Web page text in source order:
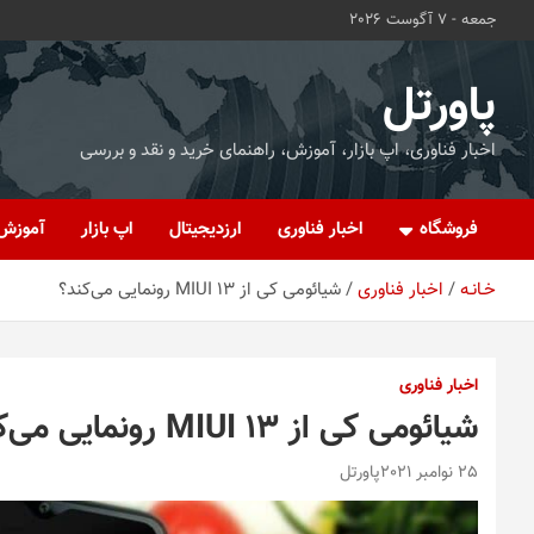
جمعه - 7 آگوست 2026
پاورتل
اخبار فناوری، اپ بازار، آموزش، راهنمای خرید و نقد و بررسی
فروشگاه اخبار فناوری ارزدیجیتال اپ بازار
خـانـه اخبار فناوری شیائومی کی از MIUI 13 رونمایی می‌کند؟
اخبار فناوری
شیائومی کی از MIUI 13 رونمایی می‌کند؟
25 نوامبر 2021 پاورتل